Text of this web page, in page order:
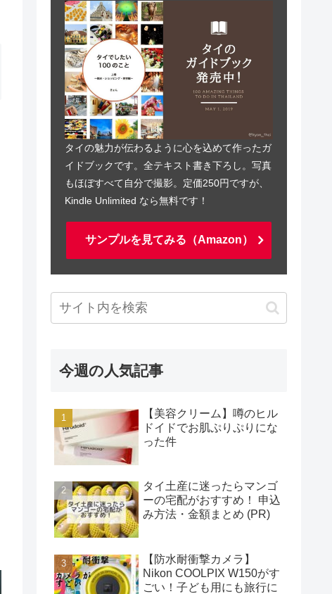
タイの魅力が伝わるように心を込めて作ったガ
イドブックです。全テキスト書き下ろし。写真
もほぼすべて自分で撮影。定価250円ですが、
Kindle Unlimited なら無料です！
サンプルを見てみる（Amazon）
今週の人気記事
【美容クリーム】噂のヒル
ドイドでお肌ぷりぷりにな
った件
タイ土産に迷ったらマンゴ
ーの宅配がおすすめ！ 申込
み方法・金額まとめ (PR)
【防水耐衝撃カメラ】
Nikon COOLPIX W150がす
ごい！子ども用にも旅行に